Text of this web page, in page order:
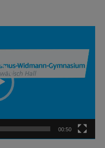
00:50